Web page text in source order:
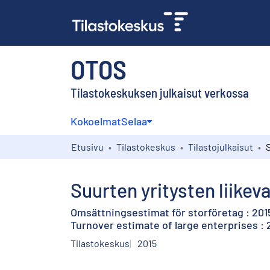
OTOS
Tilastokeskuksen julkaisut verkossa
KokoelmatSelaa
Etusivu Tilastokeskus Tilastojulkaisut
Suurten yritysten
Omsättningsestimat för storföretag :
Turnover estimate of large enterprises :
Tilastokeskus 2015